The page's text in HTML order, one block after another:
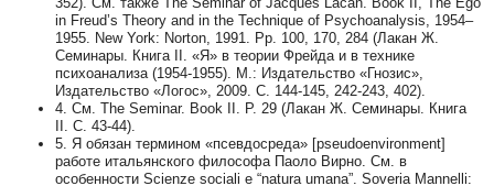
in Freud’s Theory and in the Technique of Psychoanalysis, 1954–
1955. New York: Norton, 1991. Pp. 100, 170, 284 (Лакан Ж.
Семинары. Книга II. «Я» в теории Фрейда и в технике
психоанализа (1954-1955). М.: Издательство «Гнозис»,
Издательство «Логос», 2009. С. 144-145, 242-243, 402).
4. См. The Seminar. Book II. P. 29 (Лакан Ж. Семинары. Книга
II. С. 43-44).
5. Я обязан термином «псевдосреда» [pseudoenvironment]
работе итальянского философа Паоло Вирно. См. в
особенности Scienze sociali e “natura umana”. Soveria Mannelli: